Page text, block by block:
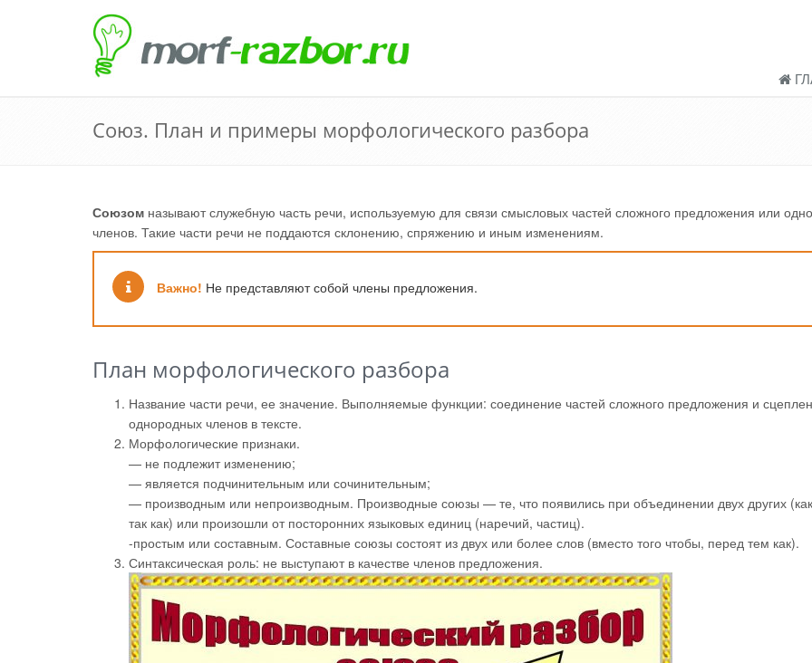
Союз. План и примеры морфологического разбора
Союзом называют служебную часть речи, используемую для связи смысловых частей сложного предложения или
членов. Такие части речи не поддаются склонению, спряжению и иным изменениям.
Важно! Не представляют собой члены предложения.
План морфологического разбора
Название части речи, ее значение. Выполняемые функции: соединение частей сложного предложения и
однородных членов в тексте.
Морфологические признаки.
— не подлежит изменению;
— является подчинительным или сочинительным;
— производным или непроизводным. Производные союзы — те, что появились при объединении двух других
так как) или произошли от посторонних языковых единиц (наречий, частиц).
-простым или составным. Составные союзы состоят из двух или более слов (вместо того чтобы, перед тем как).
Синтаксическая роль: не выступают в качестве членов предложения.